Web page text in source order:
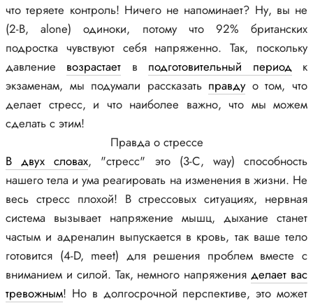
что теряете контроль! Ничего не напоминает? Ну, вы не
(2-В, alone) одиноки, потому что 92% британских
подростка чувствуют себя напряженно. Так, поскольку
давление возрастает в подготовительный периодк
экзаменам, мы подумали рассказать правдуо том, что
делает стресс, и что наиболее важно, что мы можем
сделать с этим!
Правда о стрессе
В двух словах, "стресс" это (3-C, way) способность
нашего тела и ума реагировать на изменения в жизни. Не
весь стресс плохой! В стрессовых ситуациях, нервная
система вызывает напряжение мышц, дыхание станет
частым и адреналин выпускается в кровь, так ваше тело
готовится (4-D, meet) для решения проблем вместе с
вниманием и силой. Так, немного напряженияделает вас
тревожным! Но в долгосрочной перспективе, это может